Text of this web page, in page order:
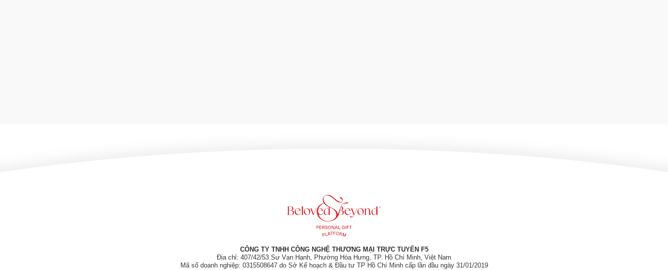
CÔNG TY TNHH CÔNG NGHỆ THƯƠNG MẠI TRỰC TUYẾN F5
Địa chỉ: 407/42/53 Sư Vạn Hạnh, Phường Hòa Hưng, TP. Hồ Chí Minh, Việt Nam
Mã số doanh nghiệp: 0315508647 do Sở Kế hoạch & Đầu tư TP Hồ Chí Minh cấp lần đầu ngày 31/01/2019